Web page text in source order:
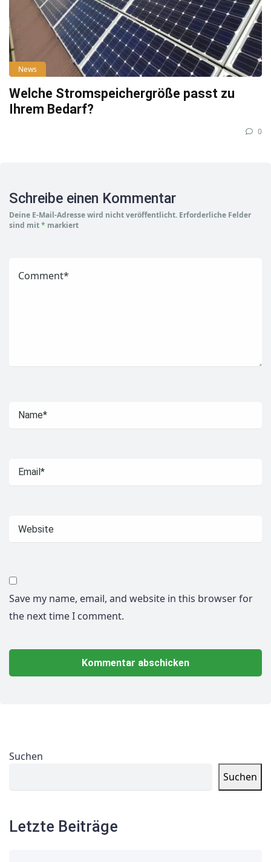
News
Welche Stromspeichergröße passt zu
Ihrem Bedarf?
0
Schreibe einen Kommentar
Deine E-Mail-Adresse wird nicht veröffentlicht. Erforderliche Felder
sind mit* markiert
Save my name, email, and website in this browser for
the next time I comment.
Suchen
Suchen
Letzte Beiträge